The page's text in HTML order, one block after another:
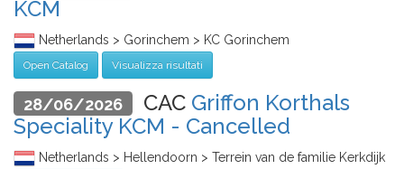
KCM
Netherlands > Gorinchem > KC Gorinchem
Open Catalog Visualizza risultati
28/06/2026 CAC Griffon Korthals
Speciality KCM - Cancelled
Netherlands > Hellendoorn > Terrein van de familie Kerkdijk